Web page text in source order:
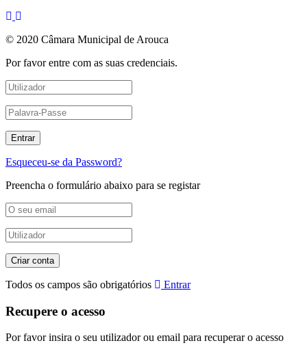
© 2020 Câmara Municipal de Arouca
Por favor entre com as suas credenciais.
Esqueceu-se da Password?
Preencha o formulário abaixo para se registar
Todos os campos são obrigatórios Entrar
Recupere o acesso
Por favor insira o seu utilizador ou email para recuperar o acesso